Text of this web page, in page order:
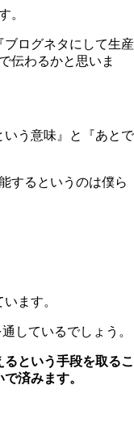
。
ブログネタにして生産
伝わるかと思いま
いう意味』と『あとで
するというのは僕ら
ます。
しているでしょう。
という手段を取るこ
済みます。